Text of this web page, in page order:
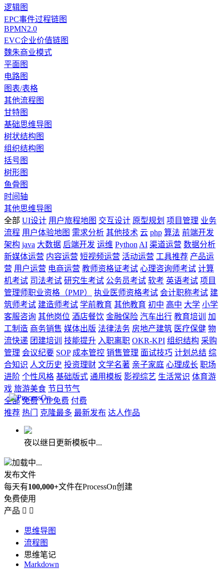
逻辑图
EPC事件过程链图
BPMN2.0
EVC企业价值链图
魏朱商业模式
平面图
电路图
图表/表格
其他流程图
甘特图
基础思维导图
树状结构图
组织结构图
括号图
树形图
鱼骨图
时间轴
其他思维导图
全部 UI设计 用户旅程地图 交互设计 原型规划 项目管理 业务
流程 用户体验地图 需求分析 其他技术 云 php 算法 前端开发
架构 java 大数据 后端开发 运维 Python AI 渠道运营 数据分析
新媒体运营 内容运营 短视频运营 活动运营 工具推荐 产品运
营 用户运营 电商运营 教师资格证考试 心理咨询师考试 计算
机考试 司法考试 研究生考试 公务员考试 软考 英语考试 项目
管理师职业资格（PMP）
执业医师资格考试 会计职称考试 建
筑师考试 建造师考试 学前教育 其他教育 初中 高中 大学 小学
客服咨询 其他岗位 酒店餐饮 金融保险 汽车出行 教育培训
加
工制造 商务销售 媒体出版 法律法务 房地产建筑 医疗保健 物
流快递 团建培训 技能提升 入职离职 OKR-KPI 组织结构 采购
管理 会议纪要 SOP 成本管控 销售管理 面试技巧 计划总结 综
合知识 人文历史 投资理财 文学名著 亲子家庭 心理成长 职场
进阶 个性风格 基础版式 通用模板 影视综艺 生活常识 体育游
戏 旅游美食 节日节气
全部 免费 VIP免费 付费
推荐 热门 克隆最多 最新发布 达人作品
夜以继日更新模板中...
加载中...
发布文件
每天有100,000+文件在ProcessOn创建
免费使用
产品  
思维导图
流程图
思维笔记
Markdown